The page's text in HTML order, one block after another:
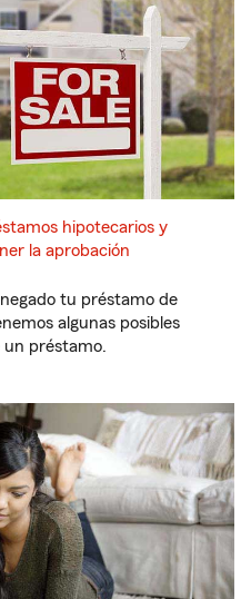
hipotecarios y
la aprobación
tu préstamo de
algunas posibles
un préstamo.